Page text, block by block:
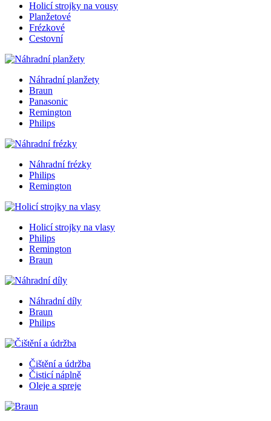
Holicí strojky na vousy
Planžetové
Frézkové
Cestovní
Náhradní planžety
Braun
Panasonic
Remington
Philips
Náhradní frézky
Philips
Remington
Holicí strojky na vlasy
Philips
Remington
Braun
Náhradní díly
Braun
Philips
Čištění a údržba
Čisticí náplně
Oleje a spreje